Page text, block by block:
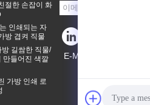
절한 손잡이 화
인쇄되는 자
방 겹켜 직물
길쌈한 직물/
만들어진 색깔
가방 인쇄 로
E-Mail